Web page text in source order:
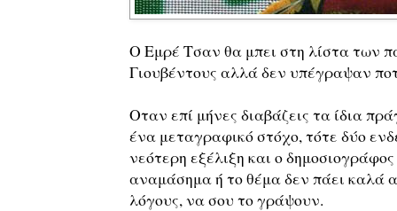
Ο Εμρέ Τσαν θα μπει στη λίστα των
Γιουβέντους αλλά δεν υπέγραψαν
Οταν επί μήνες διαβάζεις τα ίδια
ένα μεταγραφικό στόχο, τότε δύο
νεότερη εξέλιξη και ο
αναμάσημα ή το θέμα δεν πάει καλά
λόγους, να σου το γράψουν.